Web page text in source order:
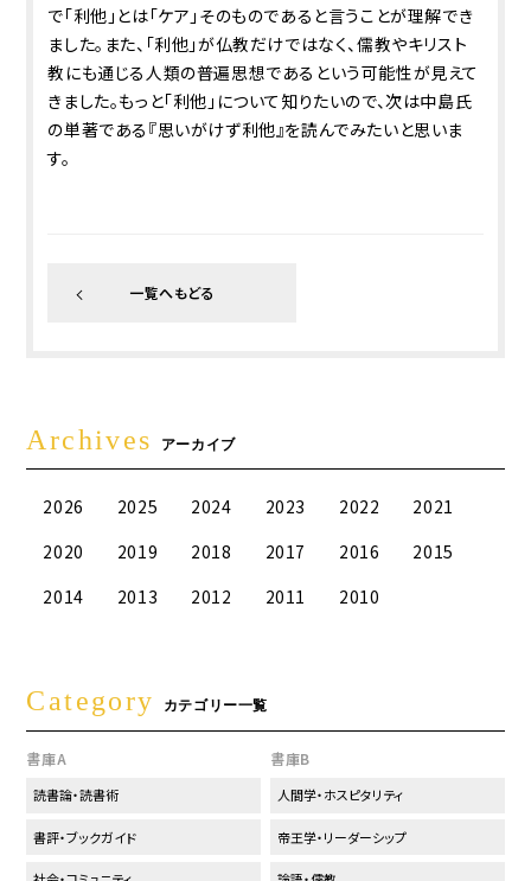
で「利他」とは「ケア」そのものであると言うことが理解でき
ました。また、「利他」が仏教だけではなく、儒教やキリスト
教にも通じる人類の普遍思想であるという可能性が見えて
きました。もっと「利他」について知りたいので、次は中島氏
の単著である『思いがけず利他』を読んでみたいと思いま
す。
一覧へもどる
Archives アーカイブ
2026 2025 2024 2023 2022
2021
2020
2019 2018 2017 2016
2015
2014
2013 2012 2011 2010
Category カテゴリー一覧
書庫A
読書論・読書術
書評・ブックガイド
書庫B
人間学・ホスピタリティ
帝王学・リーダーシップ